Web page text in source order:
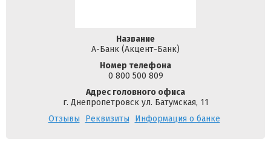
Название
А-Банк (Акцент-Банк)
Номер телефона
0 800 500 809
Адрес головного офиса
г. Днепропетровск ул. Батумская, 11
Отзывы
Реквизиты Информация о банке